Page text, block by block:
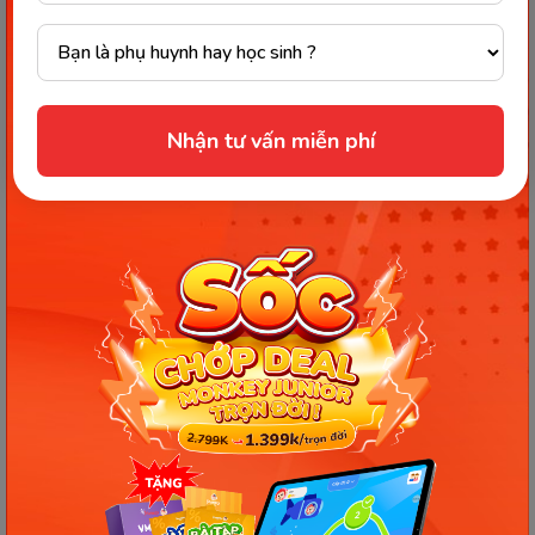
Nhận tư vấn miễn phí
thường xuyên đốc thúc trẻ viết ra từ đó trong lúc
đọc. Không tốn bao lâu thời gian thì trẻ đã có thể
dễ dàng đọc chữ cái và ghi nhớ chúng. Với các bé
nhanh trí, lanh lợi thì kết quả còn đến nhanh hơn
Nhưng với cách này thì sẽ có không ít trẻ bị ngán
ngẩm vì phải ngồi vào bàn học khá lâu. Vì vậy, để
cho bé tự tạo thành thói quen thì ba mẹ nên cùng
đồng hành với bé. Và thường xuyên chơi trò chơi ô
chữ, đọc truyện,... cùng với trẻ.
Trẻ đọc chữ cái từ những món
đồ chơi đơn giản
Theo giáo sư Stephen Krashen, khoảng thời gian